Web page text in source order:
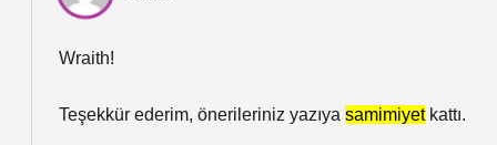
Wraith!
Teşekkür ederim, önerileriniz yazıya samimiyetkattı.